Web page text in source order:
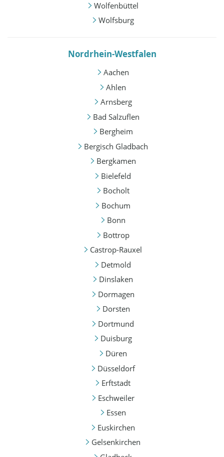
Wolfenbüttel
Wolfsburg
Nordrhein-Westfalen
Aachen
Ahlen
Arnsberg
Bad Salzuflen
Bergheim
Bergisch Gladbach
Bergkamen
Bielefeld
Bocholt
Bochum
Bonn
Bottrop
Castrop-Rauxel
Detmold
Dinslaken
Dormagen
Dorsten
Dortmund
Duisburg
Düren
Düsseldorf
Erftstadt
Eschweiler
Essen
Euskirchen
Gelsenkirchen